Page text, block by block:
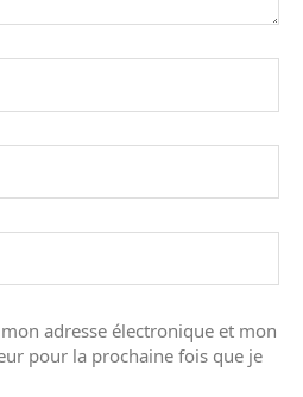
adresse électronique et mon
pour la prochaine fois que je